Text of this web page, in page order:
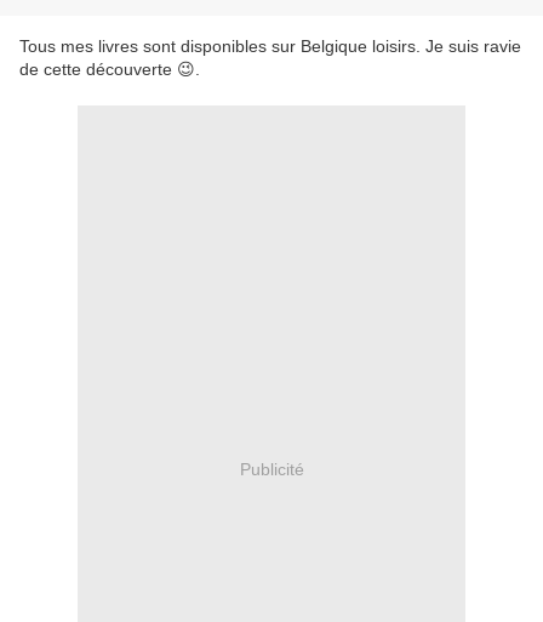
Tous mes livres sont disponibles sur Belgique loisirs. Je suis ravie
de cette découverte 😉.
Publicité